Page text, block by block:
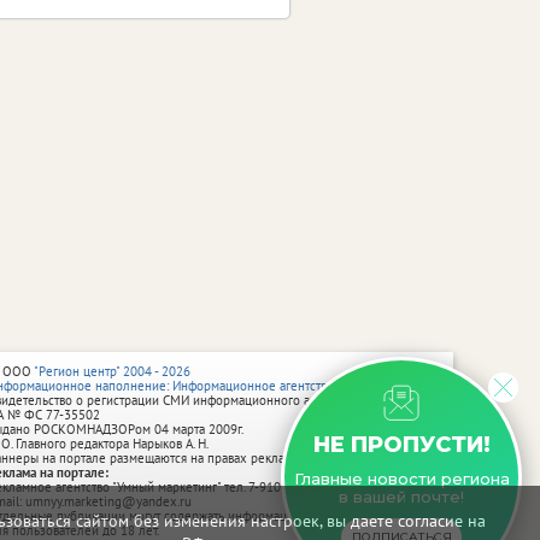
сайтом без изменения настроек, вы даете согласие на
НЕ ПРОПУСТИ!
Главные новости региона
в вашей почте!
"Регион центр" 2004 - 2026
наполнение: Информационное агентство vRossii.ru
о регистрации СМИ информационного агентства vRossii.ru
№ ФС 77‑35502
РОСКОМНАДЗОРом 04 марта 2009г.
Главного редактора Нарыков А. Н.
на портале размещаются на правах рекламы.
на портале:
агентство "Умный маркетинг" тел. 7-910-267-70-40,
umnyy.marketing@yandex.ru
публикации могут содержать информацию, не предназначенную
пользователей до 18 лет.